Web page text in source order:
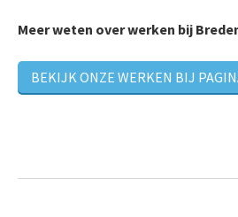
Meer weten over werken bij
BEKIJK ONZE WERKEN BIJ